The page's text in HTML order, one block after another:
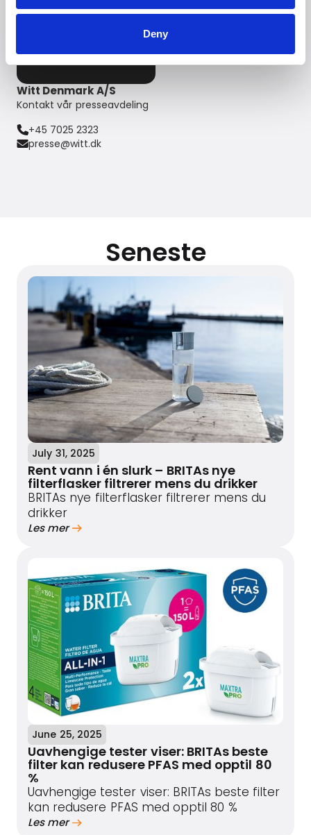
Deny
Witt Denmark A/S
Kontakt vår presseavdeling
+45 7025 2323
presse@witt.dk
Seneste
July 31, 2025
Rent vann i én slurk – BRITAs nye
filterflasker filtrerer mens du drikker
BRITAs nye filterflasker filtrerer mens du
drikker
Les mer
June 25, 2025
Uavhengige tester viser: BRITAs beste
filter kan redusere PFAS med opptil 80
%
Uavhengige tester viser: BRITAs beste filter
kan redusere PFAS med opptil 80 %
Les mer